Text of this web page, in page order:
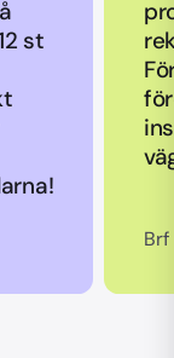
st
Brf